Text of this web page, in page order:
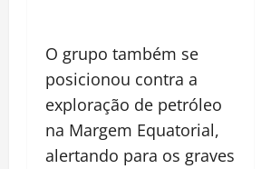
O grupo também se
posicionou contra a
exploração de petróleo
na Margem Equatorial,
alertando para os graves